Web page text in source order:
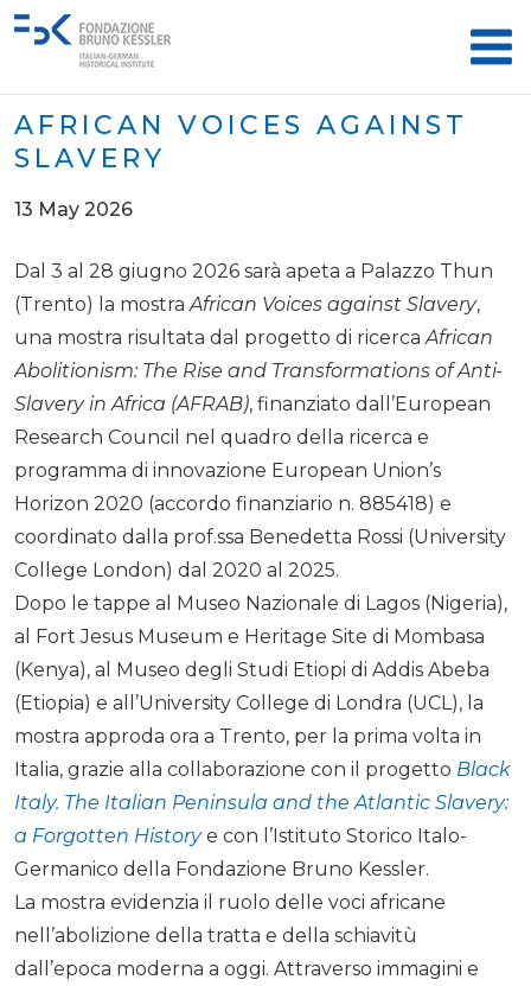
AFRICAN VOICES AGAINST
SLAVERY
13 May 2026
Dal 3 al 28 giugno 2026 sarà apeta a Palazzo Thun
(Trento) la mostraAfrican Voices against Slavery,
una mostra risultata dal progetto di ricercaAfrican
Abolitionism: The Rise and Transformations of Anti-
Slavery in Africa (AFRAB), finanziato dall’European
Research Council nel quadro della ricerca e
programma di innovazione European Union’s
Horizon 2020 (accordo finanziario n. 885418) e
coordinato dalla prof.ssa Benedetta Rossi (University
College London) dal 2020 al 2025.
Dopo le tappe al Museo Nazionale di Lagos (Nigeria),
al Fort Jesus Museum e Heritage Site di Mombasa
(Kenya), al Museo degli Studi Etiopi di Addis Abeba
(Etiopia) e all’University College di Londra (UCL), la
mostra approda ora a Trento, per la prima volta in
Italia, grazie alla collaborazione con il progetto Black
Italy. The Italian Peninsula and the Atlantic Slavery:
a Forgotten Historye con l’Istituto Storico Italo-
Germanico della Fondazione Bruno Kessler.
La mostra evidenzia il ruolo delle voci africane
nell’abolizione della tratta e della schiavitù
dall’epoca moderna a oggi. Attraverso immagini e